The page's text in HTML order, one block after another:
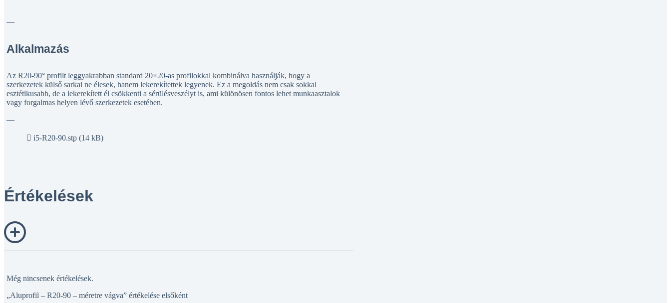
—
Alkalmazás
Az R20-90° profilt leggyakrabban standard 20×20-as profilokkal kombinálva használják, hogy a
szerkezetek külső sarkai ne élesek, hanem lekerekítettek legyenek. Ez a megoldás nem csak sokkal
esztétikusabb, de a lekerekített él csökkenti a sérülésveszélyt is, ami különösen fontos lehet munkaasztalok
vagy forgalmas helyen lévő szerkezetek esetében.
—
i5-R20-90.stp (14 kB)
Értékelések
Még nincsenek értékelések.
„Aluprofil – R20-90 – méretre vágva” értékelése elsőként